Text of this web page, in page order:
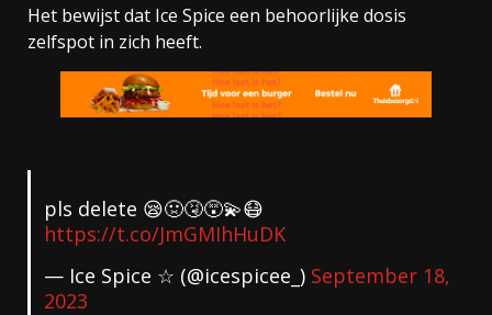
Het bewijst dat Ice Spice een behoorlijke dosis
zelfspot in zich heeft.
pls delete 😪🤢🤧😵‍💫😷
https://t.co/JmGMIhHuDK
— Ice Spice ☆ (@icespicee_) September 18,
2023